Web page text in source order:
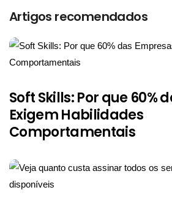
Artigos recomendados
Soft Skills: Por que 60%
Exigem Habilidades
Comportamentais